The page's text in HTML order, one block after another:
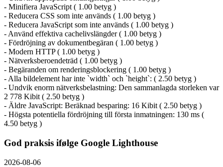
- Minifiera JavaScript ( 1.00 betyg )
- Reducera CSS som inte används ( 1.00 betyg )
- Reducera JavaScript som inte används ( 1.00 betyg )
- Använd effektiva cachelivslängder ( 1.00 betyg )
- Fördröjning av dokumentbegäran ( 1.00 betyg )
- Modern HTTP ( 1.00 betyg )
- Nätverksberoendeträd ( 1.00 betyg )
- Begäranden om renderingsblockering ( 1.00 betyg )
- Alla bildelement har inte `width` och `height`: ( 2.50 betyg )
- Undvik enorm nätverksbelastning: Den sammanlagda storleken var
2 778 Kibit ( 2.50 betyg )
- Äldre JavaScript: Beräknad besparing: 16 Kibit ( 2.50 betyg )
- Högsta potentiella fördröjning till första inmatningen: 130 ms (
4.50 betyg )
God praksis ifølge Google Lighthouse
2026-08-06